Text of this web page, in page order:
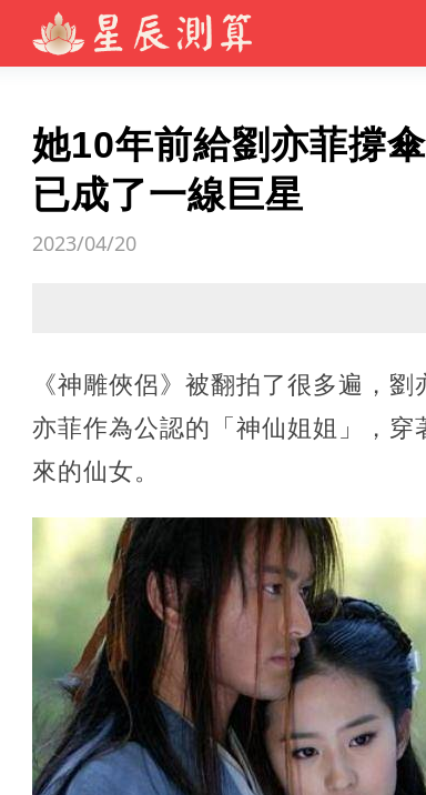
她10年前給劉亦菲撐
已成了一線巨星
2023/04/20
《神雕俠侶》被翻拍了很多遍，
亦菲作為公認的「神仙姐姐」，
來的仙女。